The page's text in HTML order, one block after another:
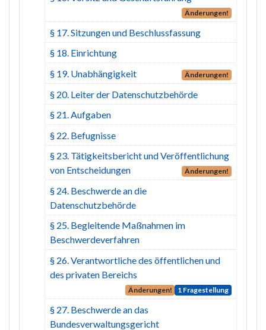
Änderungen!
§ 17. Sitzungen und Beschlussfassung
§ 18. Einrichtung
§ 19. Unabhängigkeit
Änderungen!
§ 20. Leiter der Datenschutzbehörde
§ 21. Aufgaben
§ 22. Befugnisse
§ 23. Tätigkeitsbericht und Veröffentlichung
von Entscheidungen
Änderungen!
§ 24. Beschwerde an die
Datenschutzbehörde
§ 25. Begleitende Maßnahmen im
Beschwerdeverfahren
§ 26. Verantwortliche des öffentlichen und
des privaten Bereichs
Änderungen! 1 Fragestellung
§ 27. Beschwerde an das
Bundesverwaltungsgericht